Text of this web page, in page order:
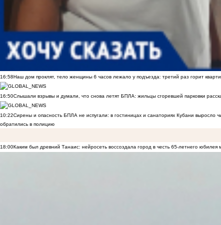
16:58Наш дом проклят, тело женщины 6 часов лежало у подъезда: третий раз горит
16:50Слышали взрывы и думали, что снова летят БПЛА: жильцы сгоревшей парковки
10:22Сирены и опасность БПЛА не испугали: в гостиницах и санаториях Кубани выросло
обратились в полицию
18:00Каким был древний Танаис: нейросеть воссоздала город в честь 65-летнего юбилея